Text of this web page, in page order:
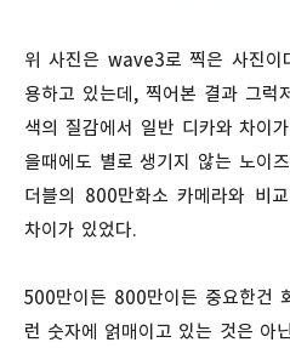
위 사진은 wave3로 찍은 사진
용하고 있는데, 찍어본 결과 그럭
색의 질감에서 일반 디카와 차이
을때에도 별로 생기지 않는 노이
더블의 800만화소 카메라와 비
차이가 있었다.
500만이든 800만이든 중요한건
런 숫자에 얽매이고 있는 것은 아